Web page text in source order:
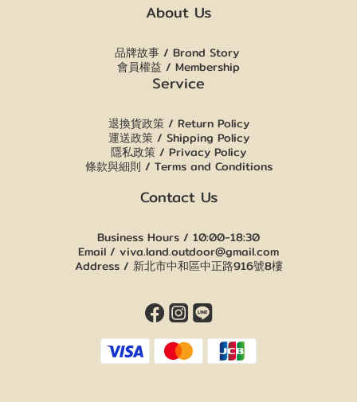
About Us
品牌故事 / Brand Story
會員權益 / Membership
Service
退換貨政策 / Return Policy
運送政策 / Shipping Policy
隱私政策 / Privacy Policy
條款與細則 / Terms and Conditions
Contact Us
Business Hours / 10:00-18:30
Email / viva.land.outdoor@gmail.com
Address / 新北市中和區中正路916號8樓